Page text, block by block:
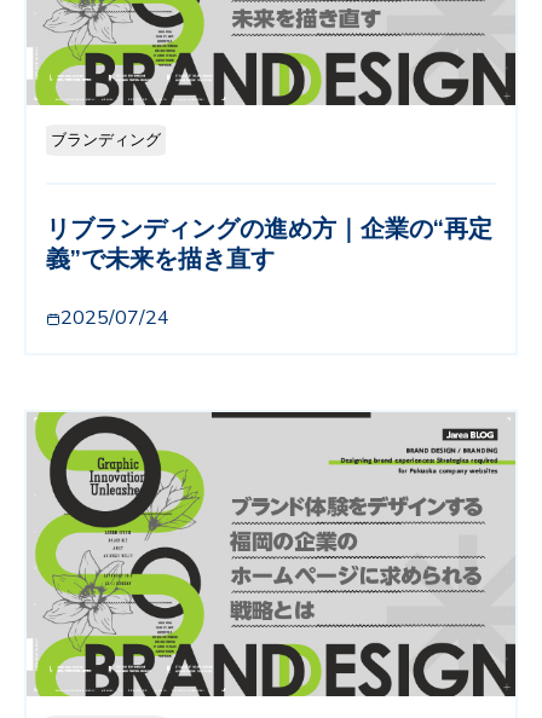
ブランディング
リブランディングの進め方｜企業の“再定
義”で未来を描き直す
2025/07/24